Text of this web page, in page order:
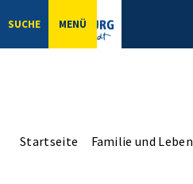
SUCHE MENÜ
Startseite Familie und Leben